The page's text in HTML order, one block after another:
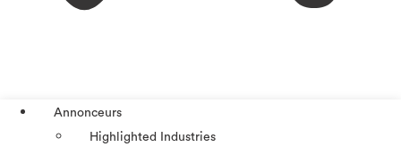
Annonceurs
Highlighted Industries